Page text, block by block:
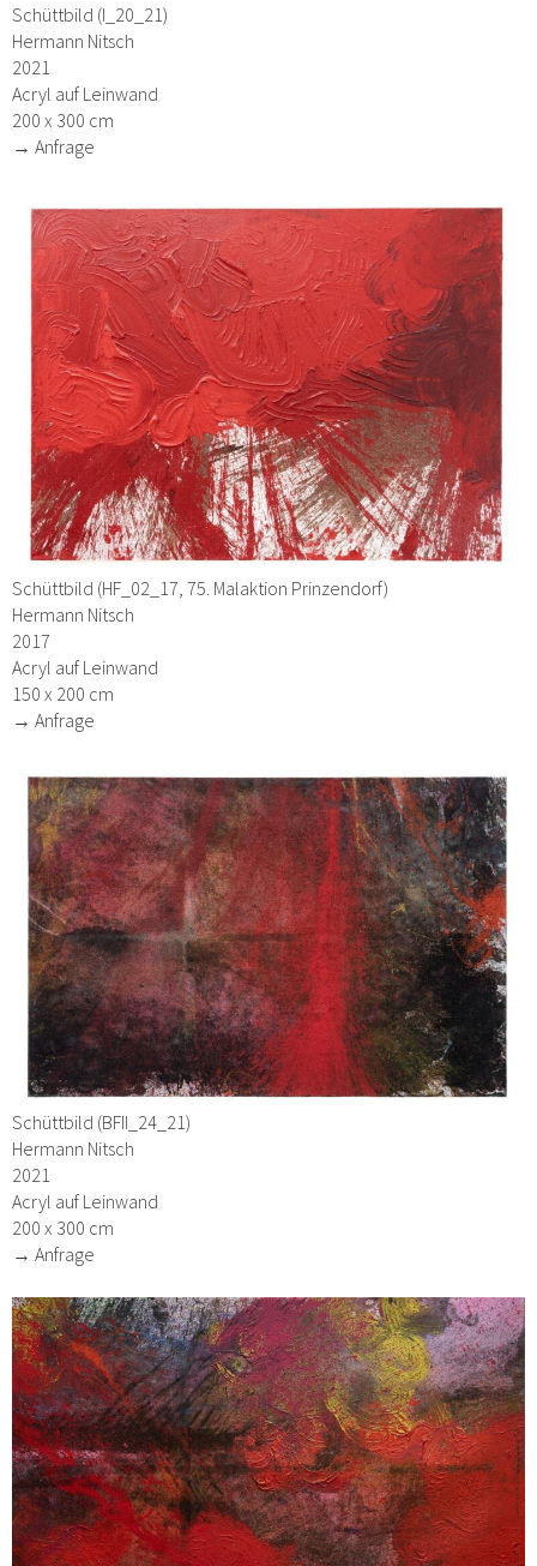
Schüttbild (I_20_21)
Hermann Nitsch
2021
Acryl auf Leinwand
200 x 300 cm
→ Anfrage
Schüttbild (HF_02_17, 75. Malaktion Prinzendorf)
Hermann Nitsch
2017
Acryl auf Leinwand
150 x 200 cm
→ Anfrage
Schüttbild (BFII_24_21)
Hermann Nitsch
2021
Acryl auf Leinwand
200 x 300 cm
→ Anfrage